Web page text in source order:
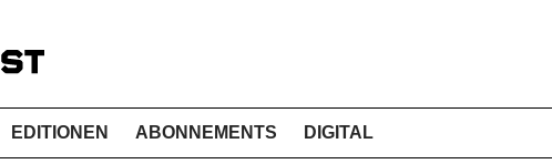
EDITIONEN ABONNEMENTS DIGITAL